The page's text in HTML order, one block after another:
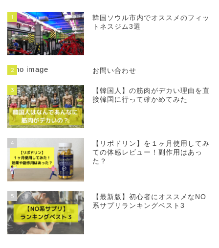
1
韓国ソウル市内でオススメのフィッ
トネスジム3選
2 お問い合わせ
3
【韓国人】の筋肉がデカい理由を直
接韓国に行って確かめてみた
4
【リポドリン】を１ヶ月使用してみ
ての体感レビュー！副作用はあっ
た？
5
【最新版】初心者にオススメなNO
系サプリランキングベスト3